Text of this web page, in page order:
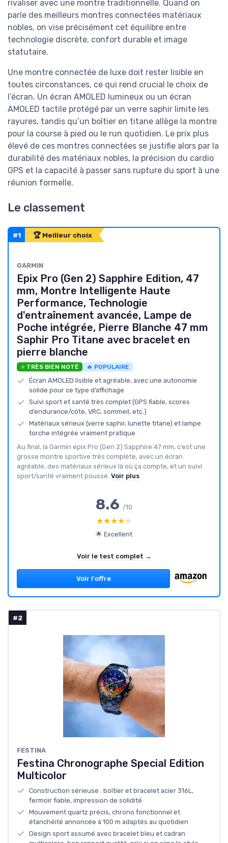
rivaliser avec une montre traditionnelle. Quand on
parle des meilleurs montres connectées matériaux
nobles, on vise précisément cet équilibre entre
technologie discrète, confort durable et image
statutaire.
Une montre connectée de luxe doit rester lisible en
toutes circonstances, ce qui rend crucial le choix de
l’écran. Un écran AMOLED lumineux ou un écran
AMOLED tactile protégé par un verre saphir limite les
rayures, tandis qu’un boîtier en titane allège la montre
pour la course à pied ou le run quotidien. Le prix plus
élevé de ces montres connectées se justifie alors par la
durabilité des matériaux nobles, la précision du cardio
GPS et la capacité à passer sans rupture du sport à une
réunion formelle.
Le classement
#1 🏆 Meilleur choix
GARMIN
Epix Pro (Gen 2) Sapphire Edition, 47
mm, Montre Intelligente Haute
Performance, Technologie
d'entraînement avancée, Lampe de
Poche intégrée, Pierre Blanche 47 mm
Saphir Pro Titane avec bracelet en
pierre blanche
⭐ TRÈS BIEN NOTÉ 🔥 POPULAIRE
Écran AMOLED lisible et agréable, avec une autonomie
solide pour ce type d’affichage
Suivi sport et santé très complet (GPS fiable, scores
d’endurance/côte, VRC, sommeil, etc.)
Matériaux sérieux (verre saphir, lunette titane) et lampe
torche intégrée vraiment pratique
Au final, la Garmin epix Pro (Gen 2) Sapphire 47 mm, c’est une
grosse montre sportive très complète, avec un écran
agréable, des matériaux sérieux là où ça compte, et un suivi
sport/santé vraiment poussé. Voir plus
8.6 /10
★★★★★
★★★★★
🌟 Excellent
Voir le test complet →
Voir l'offre
#2
FESTINA
Festina Chronographe Special Edition
Multicolor
Construction sérieuse : boîtier et bracelet acier 316L,
fermoir fiable, impression de solidité
Mouvement quartz précis, chrono fonctionnel et
étanchéité annoncée à 100 m adaptés au quotidien
Design sport assumé avec bracelet bleu et cadran